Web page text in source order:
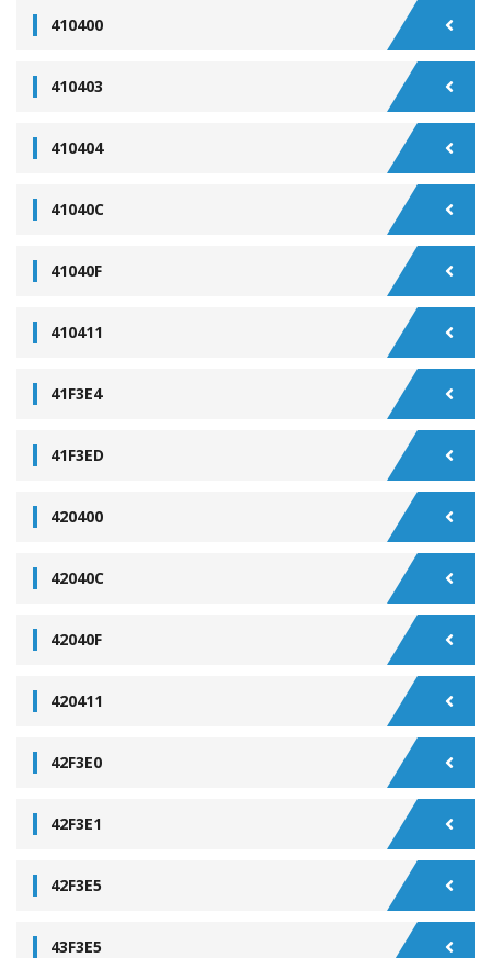
410400
410403
410404
41040C
41040F
410411
41F3E4
41F3ED
420400
42040C
42040F
420411
42F3E0
42F3E1
42F3E5
43F3E5